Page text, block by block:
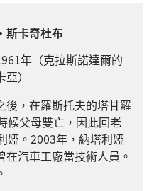
斯卡奇杜布
年（克拉斯諾達爾的
）
後，在羅斯托夫的塔甘羅
候父母雙亡，因此回老
婭。2003年，納塔利婭
汽車工廠當技術人員。